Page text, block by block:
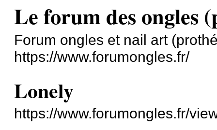
Le forum des ongles
Forum ongles et nail art
https://www.forumongles.fr/
Lonely
https://www.forumongles.fr/